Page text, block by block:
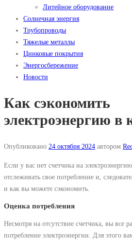
Литейное оборудование
Солнечная энергия
Трубопроводы
Тяжелые металлы
Цинковые покрытия
Энергосбережение
Новости
Как сэкономить
электроэнергию в
Опубликовано 24 октября 2024 автором
Если у вас нет счетчика на
отслеживать свое потребление и,
и как вы можете сэкономить.
Оценка потребления
Несмотря на отсутствие счетчика, вы все
потребление электроэнергии. Для этого